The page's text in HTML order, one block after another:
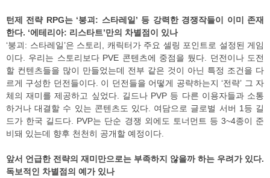
턴제 전략 RPG는 ‘붕괴: 스타레일’ 등 강력한 경쟁작들이 이미 존재
한다. ‘에테리아: 리스타트’만의 차별점이 있나
‘붕괴: 스타레일’은 스토리, 캐릭터가 주요 셀링 포인트로 설정된 게임
이다. 우리는 스토리보다 PVE 콘텐츠에 중점을 뒀다. 던전이나 도전
할 컨텐츠들을 많이 만들었는데 전부 같은 것이 아닌 특정 조건을 다
르게 구성한 던전들이다. 이 던전들을 어떻게 공략하는지 ‘전략’ 그 자
체의 재미를 제공하고 싶었다. 길드나 PVP 등 다른 이용자들과 소통
하거나 대결할 수 있는 콘텐츠도 있다. 여담으로 글로벌 서버 1등 길
드가 한국 길드다. PVP는 단순 경쟁 외에도 토너먼트 등 3~4종이 준
비돼 있는데 향후 천천히 공개할 예정이다.
앞서 언급한 전략의 재미만으로는 부족하지 않을까 하는 우려가 있다.
독보적인 차별점의 예가 있나